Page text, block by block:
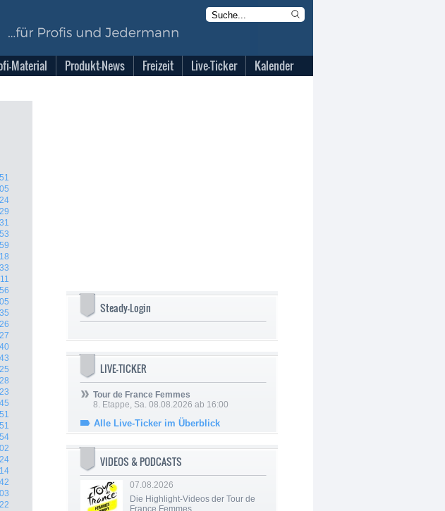
Material Produkt-News Freizeit Live-Ticker Kalender
Steady-Login
LIVE-TICKER
Tour de France Femmes
8. Etappe, Sa. 08.08.2026 ab 16:00
Alle Live-Ticker im Überblick
VIDEOS & PODCASTS
07.08.2026
Die Highlight-Videos der Tour de